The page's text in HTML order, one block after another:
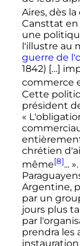
Aires, dès
Cansttat en
une
l'illustre au
guerre de
1842) […]
commerce
Cette
président
«
chrétien
même[8]...
Argentine,
par un
jours plus
par
prendra les